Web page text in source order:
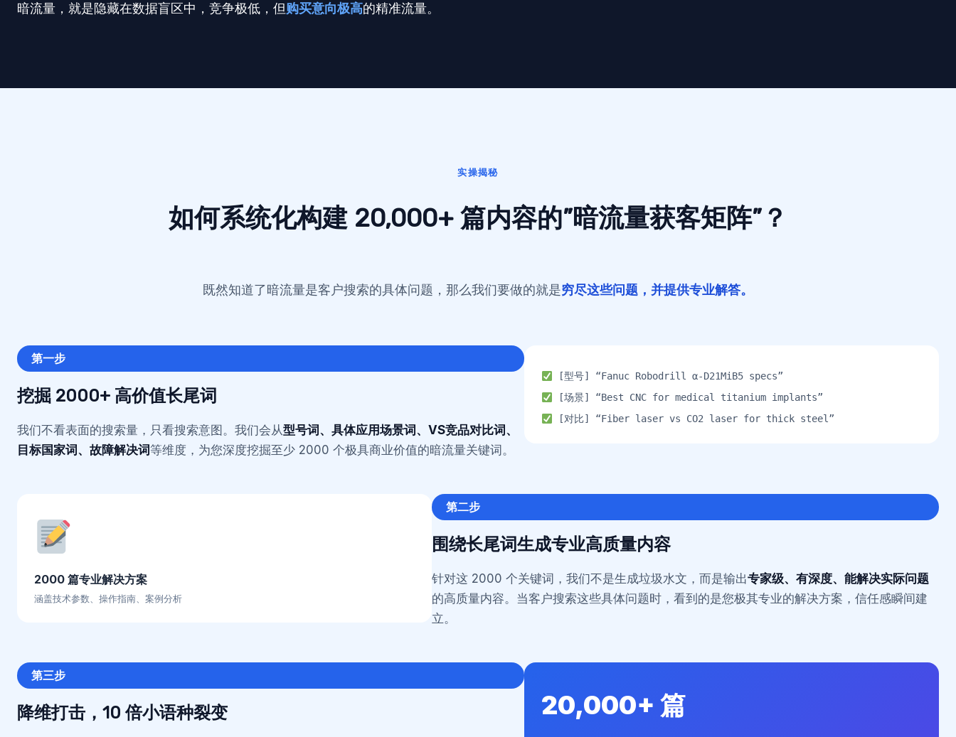
暗流量，就是隐藏在数据盲区中，竞争极低，但购买意向极高的精准流量。
实操揭秘
如何系统化构建 20,000+ 篇内容的”暗流量获客矩阵”？
既然知道了暗流量是客户搜索的具体问题，那么我们要做的就是穷尽这些问题，并提供专业解答。
第一步
挖掘 2000+ 高价值长尾词
我们不看表面的搜索量，只看搜索意图。我们会从型号词、具体应用场景词、VS竞品对比词、
目标国家词、故障解决词等维度，为您深度挖掘至少 2000 个极具商业价值的暗流量关键词。
[型号] “Fanuc Robodrill α-D21MiB5 specs”
[场景] “Best CNC for medical titanium implants”
[对比] “Fiber laser vs CO2 laser for thick steel”
2000 篇专业解决方案
涵盖技术参数、操作指南、案例分析
第二步
围绕长尾词生成专业高质量内容
针对这 2000 个关键词，我们不是生成垃圾水文，而是输出专家级、有深度、能解决实际问题
的高质量内容。当客户搜索这些具体问题时，看到的是您极其专业的解决方案，信任感瞬间建
立。
第三步
降维打击，10 倍小语种裂变 20,000+ 篇